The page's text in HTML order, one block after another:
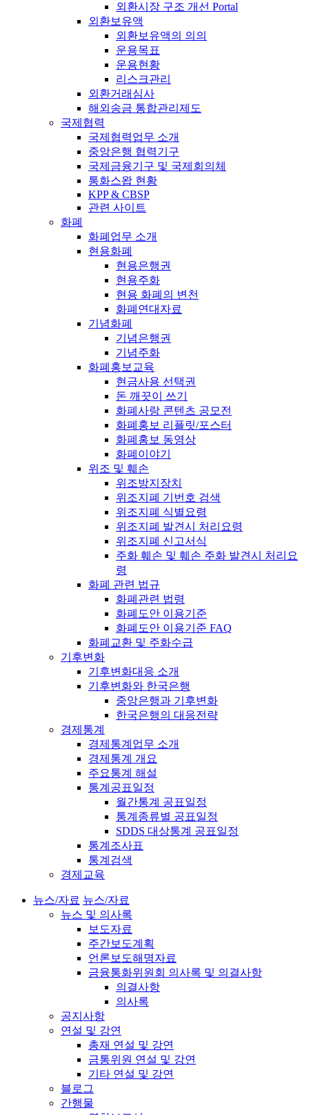
외환시장 구조 개선 Portal
외환보유액
외환보유액의 의의
운용목표
운용현황
리스크관리
외환거래심사
해외송금 통합관리제도
국제협력
국제협력업무 소개
중앙은행 협력기구
국제금융기구 및 국제회의체
통화스왑 현황
KPP & CBSP
관련 사이트
화폐
화폐업무 소개
현용화폐
현용은행권
현용주화
현용 화폐의 변천
화폐연대자료
기념화폐
기념은행권
기념주화
화폐홍보교육
현금사용 선택권
돈 깨끗이 쓰기
화폐사랑 콘텐츠 공모전
화폐홍보 리플릿/포스터
화폐홍보 동영상
화폐이야기
위조 및 훼손
위조방지장치
위조지폐 기번호 검색
위조지폐 식별요령
위조지폐 발견시 처리요령
위조지폐 신고서식
주화 훼손 및 훼손 주화 발견시 처리요
령
화폐 관련 법규
화폐관련 법령
화폐도안 이용기준
화폐도안 이용기준 FAQ
화폐교환 및 주화수급
기후변화
기후변화대응 소개
기후변화와 한국은행
중앙은행과 기후변화
한국은행의 대응전략
경제통계
경제통계업무 소개
경제통계 개요
주요통계 해설
통계공표일정
월간통계 공표일정
통계종류별 공표일정
SDDS 대상통계 공표일정
통계조사표
통계검색
경제교육
뉴스/자료 뉴스/자료
뉴스 및 의사록
보도자료
주간보도계획
언론보도해명자료
금융통화위원회 의사록 및 의결사항
의결사항
의사록
공지사항
연설 및 강연
총재 연설 및 강연
금통위원 연설 및 강연
기타 연설 및 강연
블로그
간행물